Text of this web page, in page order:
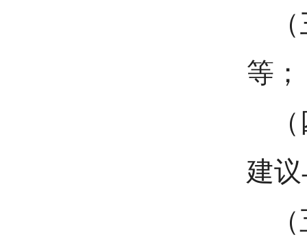
等；
建